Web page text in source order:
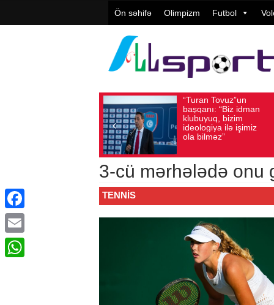
Ön səhifə Olimpizm Futbol
başqanı: “Biz idman
klubuyuq, bizim
ideologiya ilə işimiz
ola bilməz”
Avqust 05, 2026
3-cü mərhələdə onu
TENNIS
Facebook
Email